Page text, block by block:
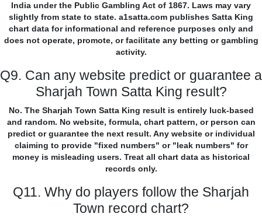
India under the Public Gambling Act of 1867. Laws may vary
slightly from state to state. a1satta.com publishes Satta King
chart data for informational and reference purposes only and
does not operate, promote, or facilitate any betting or gambling
activity.
Q9. Can any website predict or guarantee a
Sharjah Town Satta King result?
No. The Sharjah Town Satta King result is entirely luck-based
and random. No website, formula, chart pattern, or person can
predict or guarantee the next result. Any website or individual
claiming to provide "fixed numbers" or "leak numbers" for
money is misleading users. Treat all chart data as historical
records only.
Q11. Why do players follow the Sharjah
Town record chart?